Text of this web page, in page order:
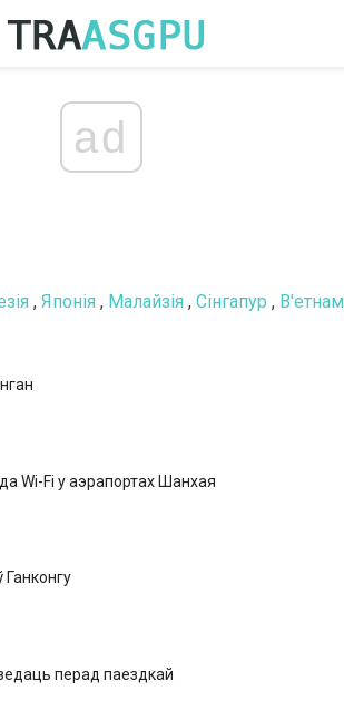
ad
, Японія , Малайзія , Сінгапур , В'етнам
Wi-Fi у аэрапортах Шанхая
перад паездкай